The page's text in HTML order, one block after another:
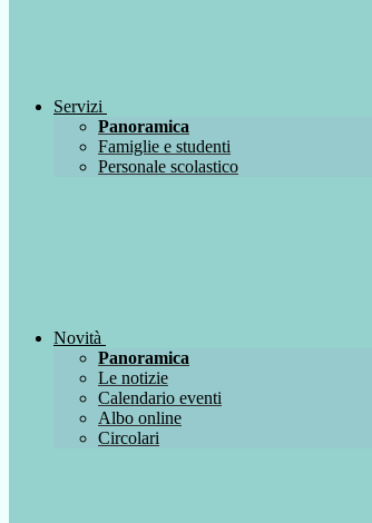
Servizi
Panoramica
Famiglie e studenti
Personale scolastico
Novità
Panoramica
Le notizie
Calendario eventi
Albo online
Circolari